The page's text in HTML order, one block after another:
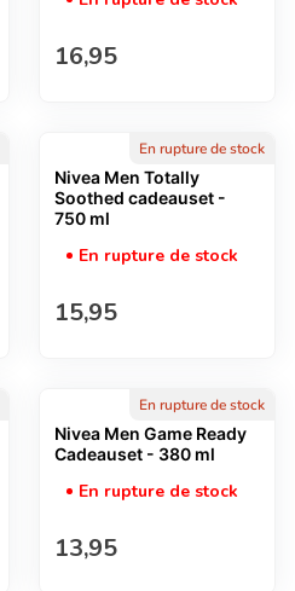
Prix normal
16,95
En rupture de stock
Nivea Men Totally
Soothed cadeauset -
750 ml
En rupture de stock
Prix normal
15,95
En rupture de stock
Nivea Men Game Ready
Cadeauset - 380 ml
En rupture de stock
Prix normal
13,95